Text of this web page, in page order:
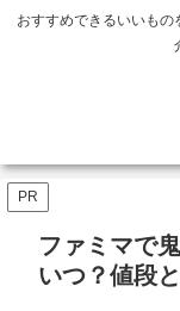
おすすめできるいいも
PR
ファミマで
いつ？値段